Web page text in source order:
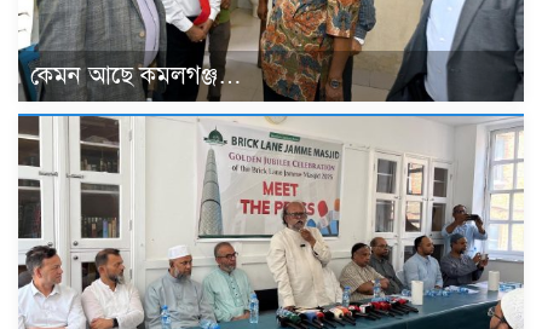
কেমন আছে কমলগঞ্জ…